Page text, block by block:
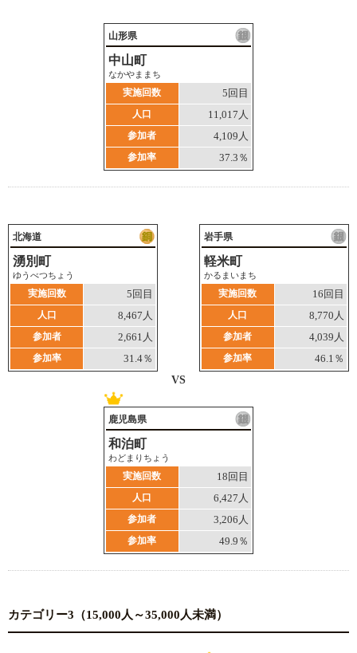
山形県
中山町
なかやままち
実施回数 5回目
人口 11,017人
参加者 4,109人
参加率 37.3％
北海道
湧別町
ゆうべつちょう
実施回数 5回目
人口 8,467人
参加者 2,661人
参加率 31.4％
岩手県
軽米町
かるまいまち
実施回数 16回目
人口 8,770人
参加者 4,039人
参加率
46.1％
VS
鹿児島県
和泊町
わどまりちょう
実施回数 18回目
人口 6,427人
参加者 3,206人
参加率 49.9％
カテゴリー3（15,000人～35,000人未満）